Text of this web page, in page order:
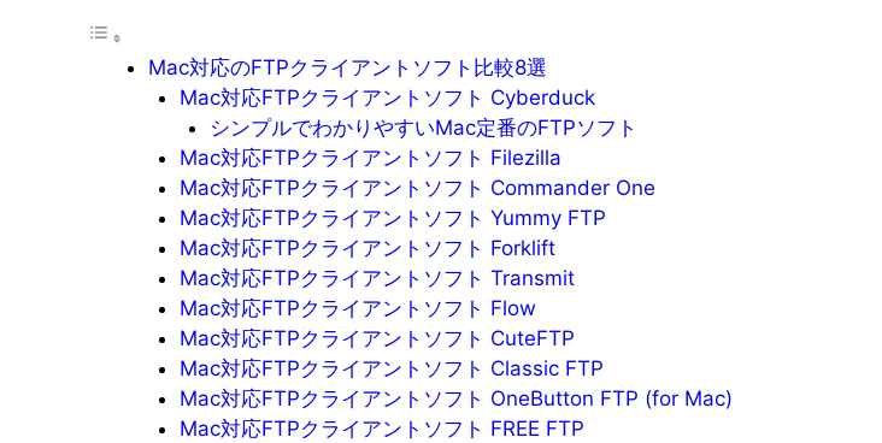
Mac対応のFTPクライアントソフト比較8選
Mac対応FTPクライアントソフト Cyberduck
シンプルでわかりやすいMac定番のFTPソフト
Mac対応FTPクライアントソフト Filezilla
Mac対応FTPクライアントソフト Commander One
Mac対応FTPクライアントソフト Yummy FTP
Mac対応FTPクライアントソフト Forklift
Mac対応FTPクライアントソフト Transmit
Mac対応FTPクライアントソフト Flow
Mac対応FTPクライアントソフト CuteFTP
Mac対応FTPクライアントソフト Classic FTP
Mac対応FTPクライアントソフト OneButton FTP (for Mac)
Mac対応FTPクライアントソフト FREE FTP